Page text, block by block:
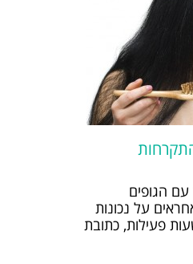
הגופים
על נכונות
פעילות, כתובת